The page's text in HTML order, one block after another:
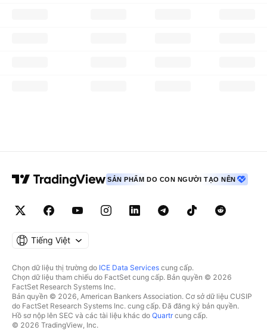
SẢN PHẨM DO CON NGƯỜI TẠO NÊN
Tiếng Việt
Chọn dữ liệu thị trường do ICE Data Services cung cấp.
Chọn dữ liệu tham chiếu do FactSet cung cấp. Bản quyền © 2026
FactSet Research Systems Inc.
Bản quyền © 2026, American Bankers Association. Cơ sở dữ liệu CUSIP
do FactSet Research Systems Inc. cung cấp. Đã đăng ký bản quyền.
Hồ sơ nộp lên SEC và các tài liệu khác do Quartrcung cấp.
© 2026 TradingView, Inc.